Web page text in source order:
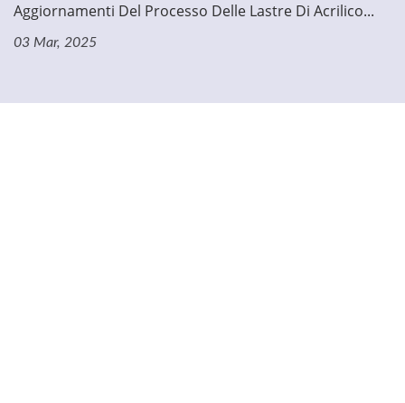
Aggiornamenti Del Processo Delle Lastre Di Acrilico...
03 Mar, 2025